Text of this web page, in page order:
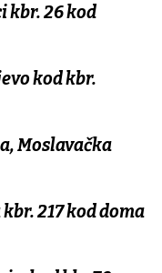
kbr. 26 kod
kod kbr.
Moslavačka
217 kod doma